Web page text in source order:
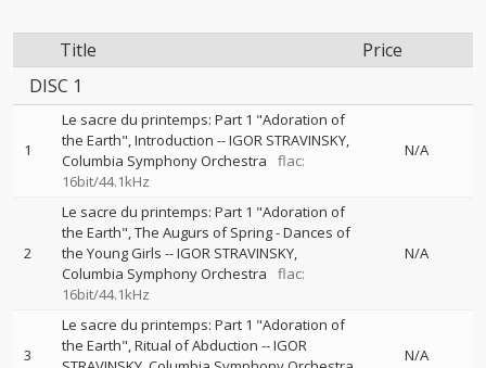
Title
Price
DISC 1
1
Le sacre du printemps: Part 1 "Adoration of
the Earth", Introduction --IGOR STRAVINSKY
Columbia Symphony Orchestra
flac:
16bit/44.1kHz
N/A
2
Le sacre du printemps: Part 1 "Adoration of
the Earth", The Augurs of Spring - Dances of
the Young Girls --IGOR STRAVINSKY
Columbia Symphony Orchestra
flac:
16bit/44.1kHz
N/A
3
Le sacre du printemps: Part 1 "Adoration of
the Earth", Ritual of Abduction --IGOR
N/A